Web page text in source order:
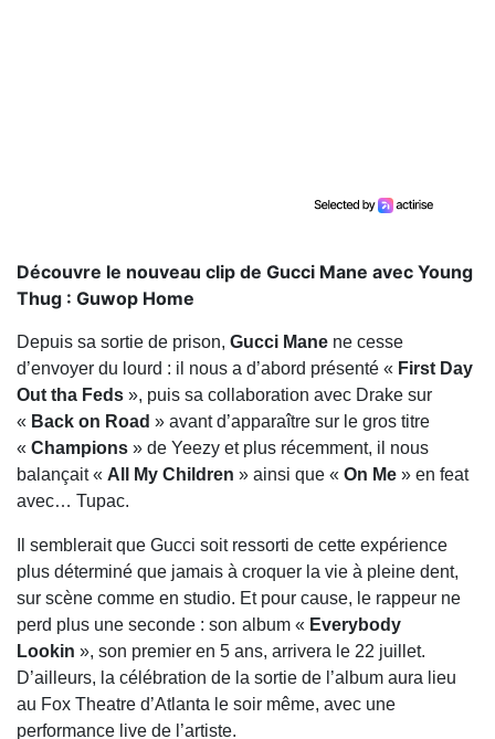
Découvre le nouveau clip de Gucci Mane avec Young
Thug : Guwop Home
Depuis sa sortie de prison, Gucci Mane ne cesse
d’envoyer du lourd : il nous a d’abord présenté « First Day
Out tha Feds », puis sa collaboration avec Drake sur
« Back on Road » avant d’apparaître sur le gros titre
« Champions » de Yeezy et plus récemment, il nous
balançait « All My Children » ainsi que « On Me » en feat
avec… Tupac.
Il semblerait que Gucci soit ressorti de cette expérience
plus déterminé que jamais à croquer la vie à pleine dent,
sur scène comme en studio. Et pour cause, le rappeur ne
perd plus une seconde : son album « Everybody
Lookin », son premier en 5 ans, arrivera le 22 juillet.
D’ailleurs, la célébration de la sortie de l’album aura lieu
au Fox Theatre d’Atlanta le soir même, avec une
performance live de l’artiste.